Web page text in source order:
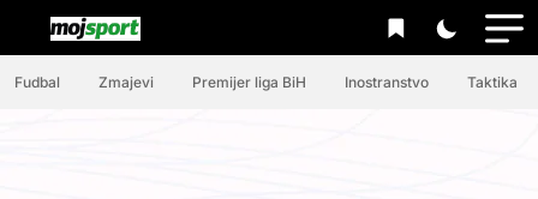
Fudbal Zmajevi Premijer liga BiH Inostranstvo Taktika